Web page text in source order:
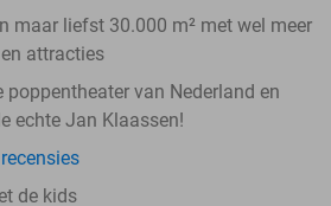
maar liefst 30.000 m² met wel meer
attracties
poppentheater van Nederland en
echte Jan Klaassen!
de kids